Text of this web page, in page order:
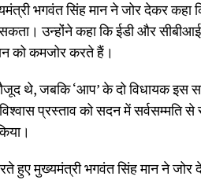
भगवंत सिंह मान ने जोर देकर कहा कि
सकता। उन्होंने कहा कि ईडी और
को कमजोर करते हैं।
थे, जबकि ‘आप’ के दो विधायक
प्रस्ताव को सदन में सर्वसम्मति
हुए मुख्यमंत्री भगवंत सिंह मान ने